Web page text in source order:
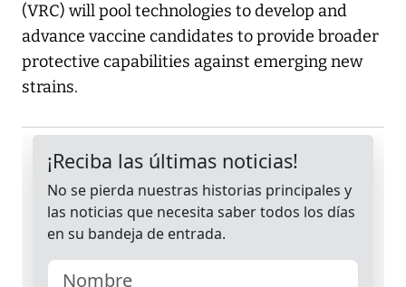
(VRC) will pool technologies to develop and
advance vaccine candidates to provide broader
protective capabilities against emerging new
strains.